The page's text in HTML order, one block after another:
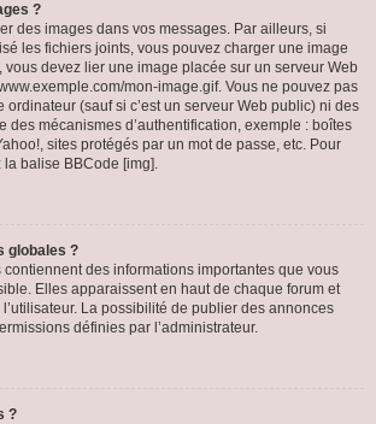
?
des images dans vos messages. Par ailleurs, si
les fichiers joints, vous pouvez charger une image
vous devez lier une image placée sur un serveur Web
mon-image.gif. Vous ne pouvez pas
ordinateur (sauf si c’est un serveur Web public) ni des
des mécanismes d’authentification, exemple : boîtes
sites protégés par un mot de passe, etc. Pour
la balise BBCode [img].
globales ?
des informations importantes que vous
Elles apparaissent en haut de chaque forum et
La possibilité de publier des annonces
définies par l’administrateur.
?